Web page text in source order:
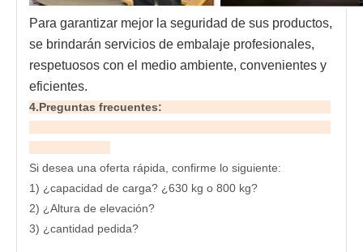
Para garantizar mejor la seguridad de sus productos,
se brindarán servicios de embalaje profesionales,
respetuosos con el medio ambiente, convenientes y
eficientes.
4.Preguntas frecuentes:
Si desea una oferta rápida, confirme lo siguiente:
1) ¿capacidad de carga? ¿630 kg o 800 kg?
2) ¿Altura de elevación?
3) ¿cantidad pedida?